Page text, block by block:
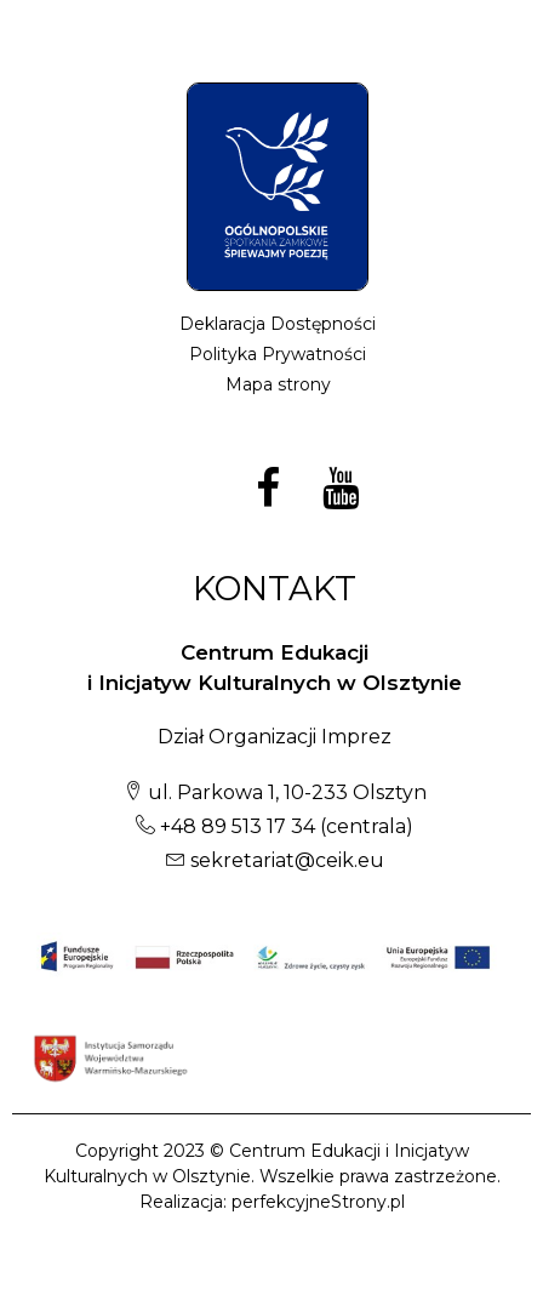
Deklaracja Dostępności
Polityka Prywatności
Mapa strony
KONTAKT
Centrum Edukacji
i Inicjatyw Kulturalnych w Olsztynie
Dział Organizacji Imprez
ul. Parkowa 1, 10-233 Olsztyn
+48 89 513 17 34(centrala)
sekretariat@ceik.eu
Copyright 2023 © Centrum Edukacji i Inicjatyw
Kulturalnych w Olsztynie. Wszelkie prawa zastrzeżone.
Realizacja: perfekcyjneStrony.pl